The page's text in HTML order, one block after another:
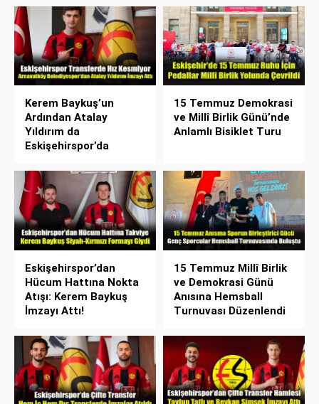
Kerem Baykuş’un
Ardından Atalay
Yıldırım da
Eskişehirspor’da
15 Temmuz Demokrasi
ve Millî Birlik Günü’nde
Anlamlı Bisiklet Turu
Eskişehirspor’dan
Hücum Hattına Nokta
Atışı: Kerem Baykuş
İmzayı Attı!
15 Temmuz Millî Birlik
ve Demokrasi Günü
Anısına Hemsball
Turnuvası Düzenlendi